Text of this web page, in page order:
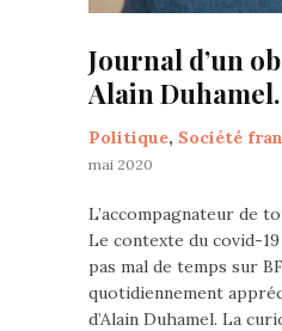
Journal d’un
Alain Duhamel.
Politique, Société
mai 2020
L’accompagnateur de
Le contexte du covid-19
pas mal de temps sur
quotidiennement
d’Alain Duhamel. La